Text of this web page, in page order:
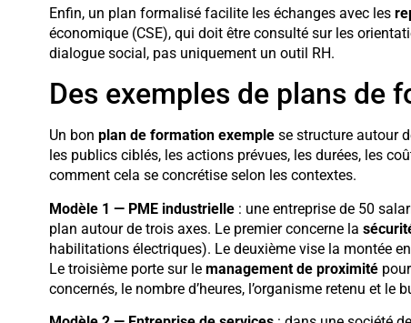
Enfin, un plan formalisé facilite les échanges avec les
économique (CSE), qui doit être consulté sur les
dialogue social, pas uniquement un outil RH.
Des exemples de plans de
Un bon plan de formation exemplese structure autour
les publics ciblés, les actions prévues, les durées, les
comment cela se concrétise selon les contextes.
Modèle 1 — PME industrielle: une entreprise de 50
plan autour de trois axes. Le premier concerne la
habilitations électriques). Le deuxième vise la montée
Le troisième porte sur le management de proximitépour
concernés, le nombre d’heures, l’organisme retenu et le